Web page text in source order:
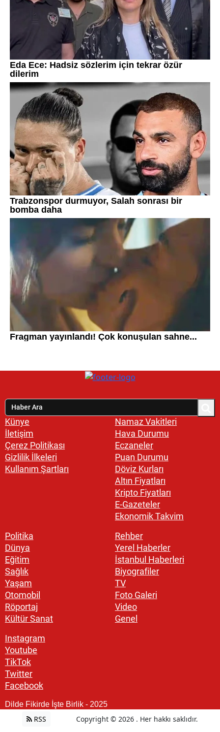
Künye
İletişim
Çerez Politikası
Gizlilik İlkeleri
Kullanım Şartları
Namaz Vakitleri
Hava Durumu
Eczaneler
Puan Durumu
Döviz Kurları
Altın Fiyatları
Kripto Fiyatları
E-Gazeteler
Ekonomik Takvim
Politika
Dünya
Eğitim
Sağlık
Yaşam
Otomobil
Röportaj
Kültür Sanat
Rehber
Yerel Haberler
İstanbul Haberleri
Biyografiler
TV
Foto Galeri
Video
Genel
Instagram
Youtube
TikTok
Twitter
Facebook
Dilde Fikirde İşte Birlik - 2025
RSS Copyright © 2026 . Her hakkı saklıdır.